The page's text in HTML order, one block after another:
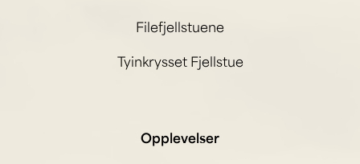
Filefjellstuene
Tyinkrysset Fjellstue
Opplevelser